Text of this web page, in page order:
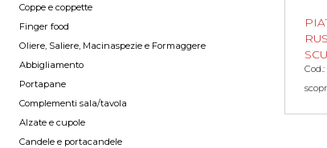
Coppe e coppette
Finger food
Oliere, Saliere, Macinaspezie e Formaggere
Abbigliamento
Portapane
Complementi sala/tavola
Alzate e cupole
Candele e portacandele